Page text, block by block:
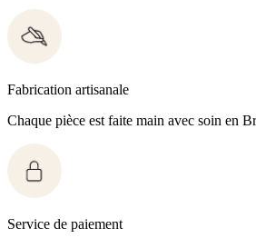
Fabrication artisanale
Chaque pièce est faite main avec soin en
Service de paiement